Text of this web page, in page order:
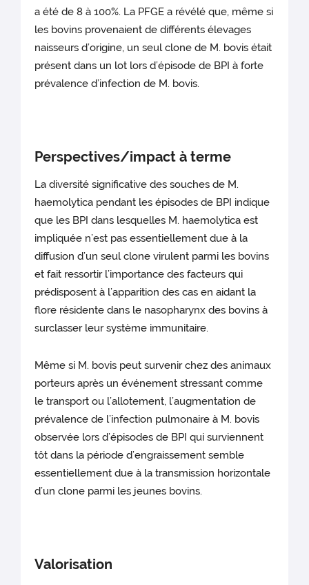
a été de 8 à 100%. La PFGE a révélé que, même si
les bovins provenaient de différents élevages
naisseurs d’origine, un seul clone de M. bovis était
présent dans un lot lors d’épisode de BPI à forte
prévalence d’infection de M. bovis.
Perspectives/impact à terme
La diversité significative des souches de M.
haemolytica pendant les épisodes de BPI indique
que les BPI dans lesquelles M. haemolytica est
impliquée n’est pas essentiellement due à la
diffusion d’un seul clone virulent parmi les bovins
et fait ressortir l’importance des facteurs qui
prédisposent à l’apparition des cas en aidant la
flore résidente dans le nasopharynx des bovins à
surclasser leur système immunitaire.
Même si M. bovis peut survenir chez des animaux
porteurs après un événement stressant comme
le transport ou l’allotement, l’augmentation de
prévalence de l’infection pulmonaire à M. bovis
observée lors d’épisodes de BPI qui surviennent
tôt dans la période d’engraissement semble
essentiellement due à la transmission horizontale
d’un clone parmi les jeunes bovins.
Valorisation